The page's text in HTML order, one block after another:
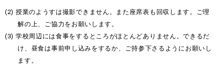
授業のようすは撮影できません。また座席表も回収します。ご理
解の上、ご協力をお願いします。
学校周辺には食事をするところがほとんどありません。できるだ
け、昼食は事前申し込みをするか、ご持参下さるようにお願いし
ます。